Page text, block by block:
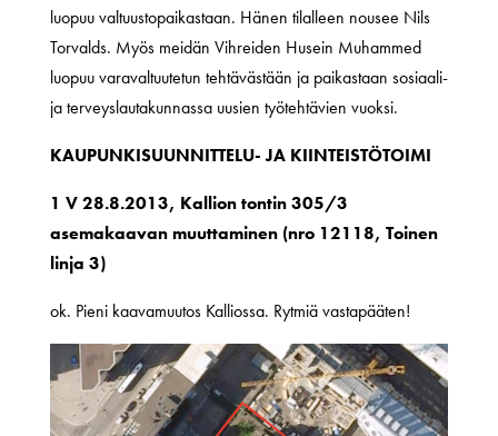
luopuu valtuustopaikastaan. Hänen tilalleen nousee Nils
Torvalds. Myös meidän Vihreiden Husein Muhammed
luopuu varavaltuutetun tehtävästään ja paikastaan sosiaali-
ja terveyslautakunnassa uusien työtehtävien vuoksi.
KAUPUNKISUUNNITTELU- JA KIINTEISTÖTOIMI
1 V 28.8.2013, Kallion tontin 305/3
asemakaavan muuttaminen (nro 12118, Toinen
linja 3)
ok. Pieni kaavamuutos Kalliossa. Rytmiä vastapääten!